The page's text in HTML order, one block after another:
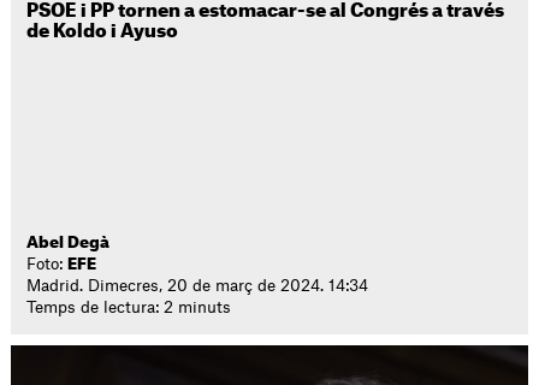
PSOE i PP tornen a estomacar-se al Congrés a través
de Koldo i Ayuso
Abel Degà
Foto: EFE
Madrid. Dimecres, 20 de març de 2024. 14:34
Temps de lectura: 2 minuts